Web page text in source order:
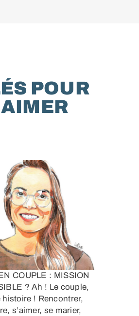
POUR
COUPLE : MISSION
? Ah ! Le couple,
histoire ! Rencontrer,
s’aimer, se marier,